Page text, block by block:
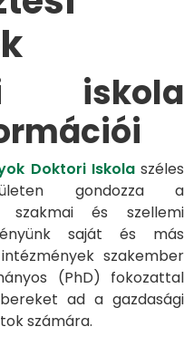
iskola
Doktori Iskolaszéles
gondozza a
szakmai és szellemi
saját és más
szakember
(PhD) fokozattal
ad a gazdasági
számára.